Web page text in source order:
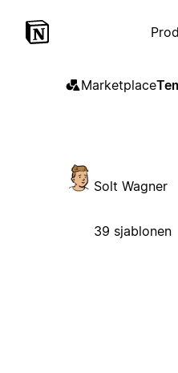
Marketplace
Solt Wagner
39 sjablonen